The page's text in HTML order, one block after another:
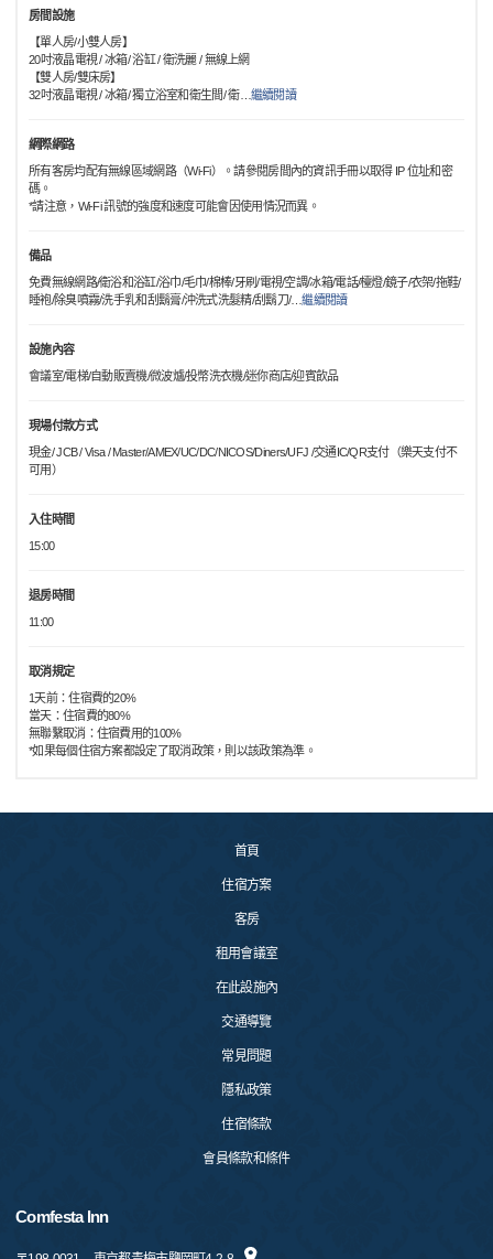
房間設施
【單人房/小雙人房】
20吋液晶電視 / 冰箱/ 浴缸 / 衛洗麗 / 無線上網
【雙人房/雙床房】
32吋液晶電視 / 冰箱/ 獨立浴室和衛生間/ 衛… 繼續閱讀
網際網路
所有客房均配有無線區域網路（Wi-Fi）。請參閱房間內的資訊手冊以取得 IP 位址和密
碼。
*請注意，Wi-Fi 訊號的強度和速度可能會因使用情況而異。
備品
免費無線網路/衛浴和浴缸/浴巾/毛巾/棉棒/牙刷/電視/空調/冰箱/電話/檯燈/鏡子/衣架/拖鞋/
睡袍/除臭噴霧/洗手乳和刮鬍膏/沖洗式洗髮精/刮鬍刀/…繼續閱讀
設施內容
會議室/電梯/自動販賣機/微波爐/投幣洗衣機/迷你商店/迎賓飲品
現場付款方式
現金/ JCB / Visa / Master/AMEX/UC/DC/NICOS/Diners/UFJ /交通IC/QR支付（樂天支付不
可用）
入住時間
15:00
退房時間
11:00
取消規定
1天前：住宿費的20%
當天：住宿費的80%
無聯繫取消：住宿費用的100%
*如果每個住宿方案都設定了取消政策，則以該政策為準。
首頁
住宿方案
客房
租用會議室
在此設施內
交通導覽
常見問題
隱私政策
住宿條款
會員條款和條件
Comfesta Inn